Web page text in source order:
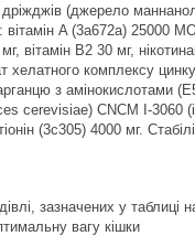
(джерело
A (3a672a) 25000
вітамін B2 30 мг,
хелатного комплексу
з амінокислотами
cerevisiae) CNCM I-3060
(3c305) 4000 мг.
зазначених у таблиці
вагу кішки